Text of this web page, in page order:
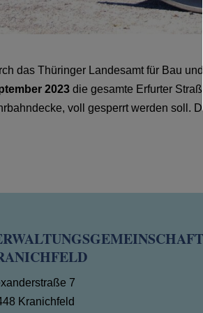
das Thüringer Landesamt für Bau
2023 die gesamte Erfurter
voll gesperrt werden soll.
7
Kranichfeld